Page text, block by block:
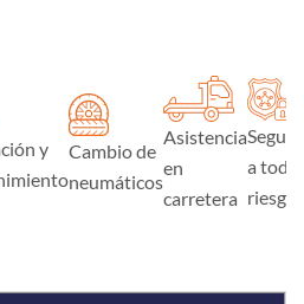
y
Cambio de
neumáticos
Asistencia
en
carretera
Seguro
a todo
riesgo